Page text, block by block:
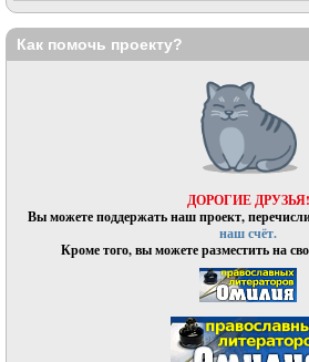
Как помочь проекту?
ДОРОГИЕ ДРУЗЬЯ!
Вы можете поддержать наш проект,
наш счёт.
Кроме того, вы можете разместить на